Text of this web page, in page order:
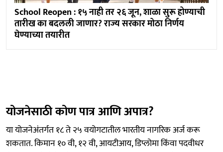
School Reopen : १५ नाही तर २६ जून, शाळा सुरू होण्याची
तारीख का बदलली जाणार? राज्य सरकार मोठा निर्णय
घेण्याच्या तयारीत
योजनेसाठी कोण पात्र आणि अपात्र?
या योजनेअंतर्गत १८ ते २५ वयोगटातील भारतीय नागरिक अर्ज करू
शकतात. किमान १० वी, १२ वी, आयटीआय, डिप्लोमा किंवा पदवीधर